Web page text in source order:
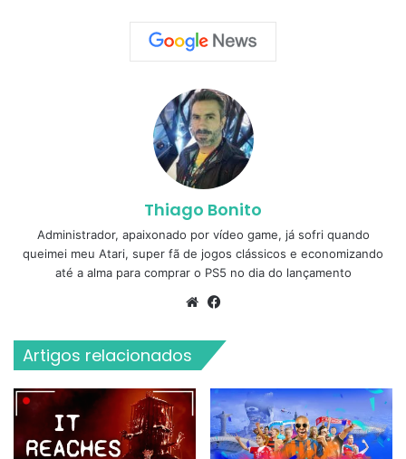
Thiago Bonito
Administrador, apaixonado por vídeo game, já sofri quando
queimei meu Atari, super fã de jogos clássicos e economizando
até a alma para comprar o PS5 no dia do lançamento
Website
Artigos relacionados